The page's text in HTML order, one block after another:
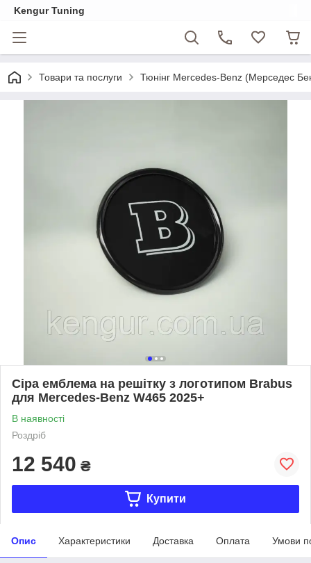
Kengur Tuning
Товари та послуги Тюнінг Mercedes-Benz (Мерседес
Сіра емблема на решітку з логотипом Brabus
для Mercedes-Benz W465 2025+
В наявності
Роздріб
12 540 ₴
Купити
Опис Характеристики Доставка Оплата Умови